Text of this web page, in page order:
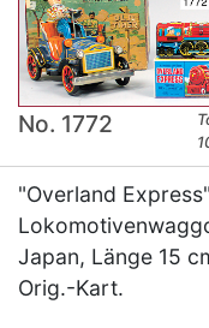
No. 1772
"Overland
Japan, Länge 15
Orig.-Kart.